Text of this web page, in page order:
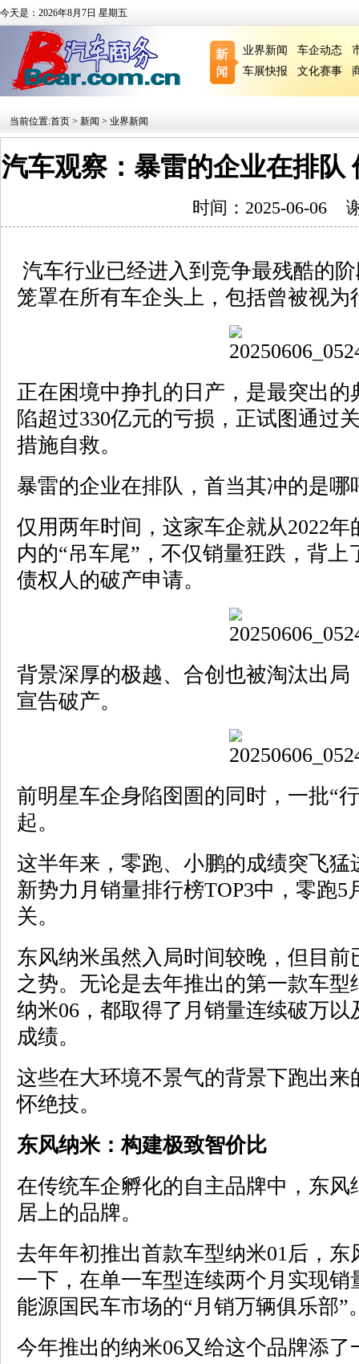
今天是：2026年8月7日 星期五
业界新闻 车企动态
车展快报
文化赛事
当前位置:首页 > 新闻 > 业界新闻
汽车观察：暴雷的企业在排队
时间：2025-06-06
汽车行业已经进入到竞争最残酷的
笼罩在所有车企头上，包括曾被视
正在困境中挣扎的日产，是最突出
陷超过330亿元的亏损，正试图通过
措施自救。
暴雷的企业在排队，首当其冲的是哪
仅用两年时间，这家车企就从2022
内的“吊车尾”，不仅销量狂跌，背上
债权人的破产申请。
背景深厚的极越、合创也被淘汰出局
宣告破产。
前明星车企身陷囹圄的同时，一批“
起。
这半年来，零跑、小鹏的成绩突飞
新势力月销量排行榜TOP3中，零跑5
关。
东风纳米虽然入局时间较晚，但目
之势。无论是去年推出的第一款车型
纳米06，都取得了月销量连续破万
成绩。
这些在大环境不景气的背景下跑出
怀绝技。
东风纳米：构建极致智价比
在传统车企孵化的自主品牌中，东
居上的品牌。
去年年初推出首款车型纳米01后，
一下，在单一车型连续两个月实现
能源国民车市场的“月销万辆俱乐部”
今年推出的纳米06又给这个品牌添了